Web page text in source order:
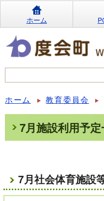
ホーム
ホーム 教育委員会
7月施設利用予
7月社会体育施設